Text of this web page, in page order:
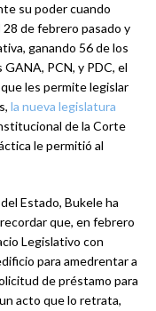
su poder cuando
de febrero pasado y
ganando 56 de los
PCN, y PDC, el
les permite legislar
la nueva legislatura
de la Corte
le permitió al
Estado, Bukele ha
que, en febrero
Legislativo con
para amedrentar a
de préstamo para
acto que lo retrata,